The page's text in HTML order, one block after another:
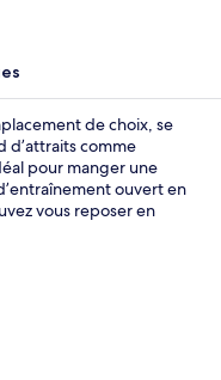
de choix, se
d’attraits comme
pour manger une
ouvert en
vous reposer en
suivants : Théâtre
apprécient
mais aussi pour la
de métro 57th Street –
métro Seventh Avenue